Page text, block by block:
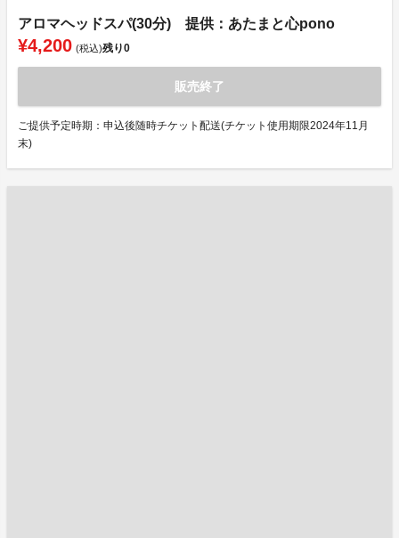
アロマヘッドスパ(30分) 提供：あたまと心pono
¥4,200 (税込)残り0
販売終了
ご提供予定時期：申込後随時チケット配送(チケット使用期限2024年11月
末)